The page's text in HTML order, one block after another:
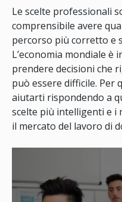
Le scelte professionali
comprensibile avere
percorso più corretto e
L’economia mondiale è
prendere decisioni che
può essere difficile. Per
aiutarti rispondendo a
scelte più intelligenti e
il mercato del lavoro di